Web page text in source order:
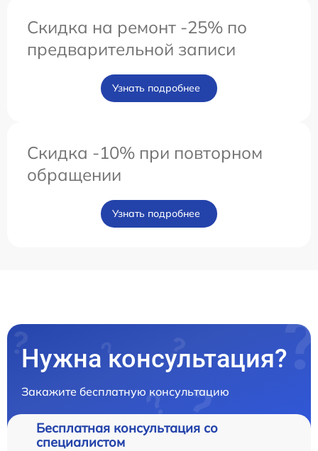
Скидка на ремонт -25% по
предварительной записи
Узнать подробнее
Скидка -10% при повторном
обращении
Узнать подробнее
Нужна консультация?
Закажите бесплатную консультацию
Бесплатная консультация со
специалистом